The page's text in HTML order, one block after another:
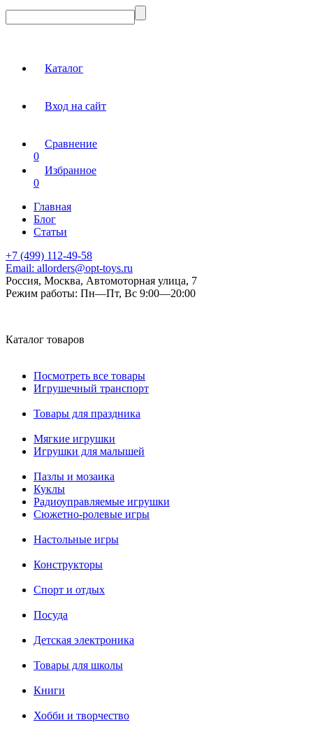
Каталог
Вход на сайт
Сравнение
0
Избранное
0
Главная
Блог
Статьи
+7 (499) 112-49-58
Email: allorders@opt-toys.ru
Россия, Москва, Автомоторная улица, 7
Режим работы: Пн—Пт, Вс 9:00—20:00
Каталог товаров
Посмотреть все товары
Игрушечный транспорт
Товары для праздника
Мягкие игрушки
Игрушки для малышей
Пазлы и мозаика
Куклы
Радиоуправляемые игрушки
Сюжетно-ролевые игры
Настольные игры
Конструкторы
Спорт и отдых
Посуда
Детская электроника
Товары для школы
Книги
Хобби и творчество